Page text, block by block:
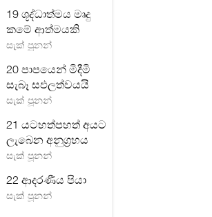
19 ශූද්ධාත්මය මෘදු
කමේ ආත්මයකි
සැක් පූනන්
20 පාපයෙන් මිදීමි
සැබෑ සඵලත්වයයි
සැක් පූනන්
21 යටහත්පහත් අයට
ලැබෙන අනුග්‍රහය
සැක් පූනන්
22 ආදරණීය පියා
සැක් පූනන්